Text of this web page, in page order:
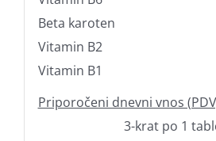
Beta karoten
Vitamin B2
Vitamin B1
Priporočeni dnevni vnos
3-krat po 1